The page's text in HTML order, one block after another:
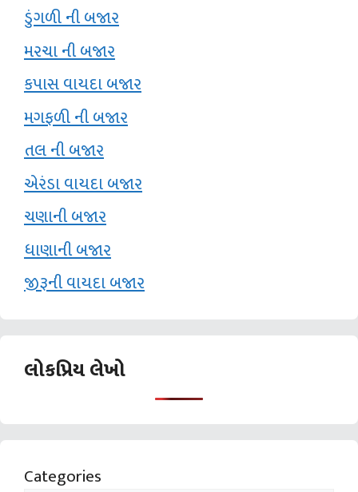
ડુંગળી ની બજાર
મરચા ની બજાર
કપાસ વાયદા બજાર
મગફળી ની બજાર
તલ ની બજાર
એરંડા વાયદા બજાર
ચણાની બજાર
ધાણાની બજાર
જીરૂની વાયદા બજાર
લોકપ્રિય લેખો
Categories